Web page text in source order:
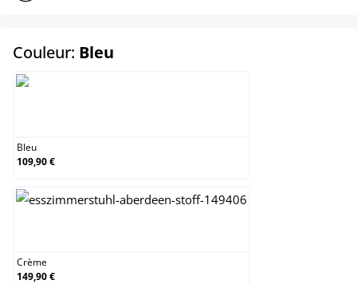
Couleur: Bleu
Bleu
109,90 €
Crème
149,90 €